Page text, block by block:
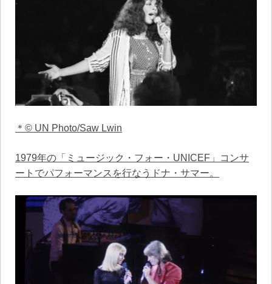
＊© UN Photo/Saw Lwin
1979年の「ミュージック・フォー・UNICEF」コンサ
ートでパフォーマンスを行なうドナ・サマー。